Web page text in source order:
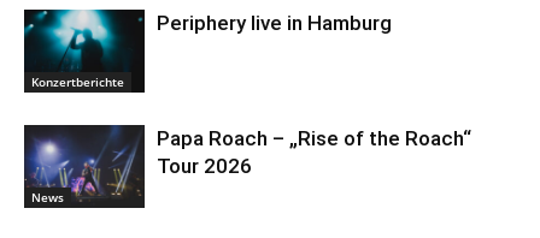
Konzertberichte
Periphery live in Hamburg
News
Papa Roach – „Rise of the Roach“
Tour 2026